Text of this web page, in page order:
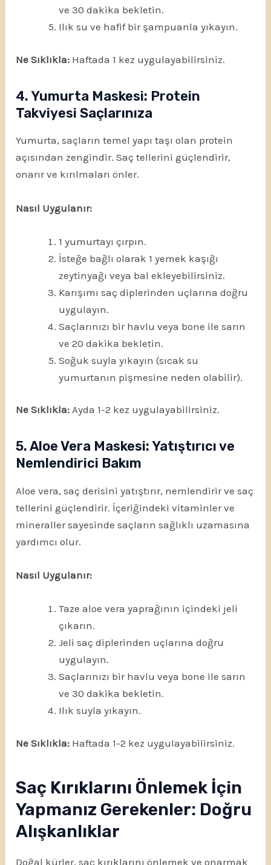
ve 30 dakika bekletin.
Ilık su ve hafif bir şampuanla yıkayın.
Ne Sıklıkla: Haftada 1 kez uygulayabilirsiniz.
4. Yumurta Maskesi: Protein
Takviyesi Saçlarınıza
Yumurta, saçların temel yapı taşı olan protein
açısından zengindir. Saç tellerini güçlendirir,
onarır ve kırılmaları önler.
Nasıl Uygulanır:
1 yumurtayı çırpın.
İsteğe bağlı olarak 1 yemek kaşığı
zeytinyağı veya bal ekleyebilirsiniz.
Karışımı saç diplerinden uçlarına doğru
uygulayın.
Saçlarınızı bir havlu veya bone ile sarın
ve 20 dakika bekletin.
Soğuk suyla yıkayın (sıcak su
yumurtanın pişmesine neden olabilir).
Ne Sıklıkla: Ayda 1-2 kez uygulayabilirsiniz.
5. Aloe Vera Maskesi: Yatıştırıcı ve
Nemlendirici Bakım
Aloe vera, saç derisini yatıştırır, nemlendirir ve saç
tellerini güçlendirir. İçeriğindeki vitaminler ve
mineraller sayesinde saçların sağlıklı uzamasına
yardımcı olur.
Nasıl Uygulanır:
Taze aloe vera yaprağının içindeki jeli
çıkarın.
Jeli saç diplerinden uçlarına doğru
uygulayın.
Saçlarınızı bir havlu veya bone ile sarın
ve 30 dakika bekletin.
Ilık suyla yıkayın.
Ne Sıklıkla: Haftada 1-2 kez uygulayabilirsiniz.
Saç Kırıklarını Önlemek İçin
Yapmanız Gerekenler: Doğru
Alışkanlıklar
Doğal kürler, saç kırıklarını önlemek ve onarmak